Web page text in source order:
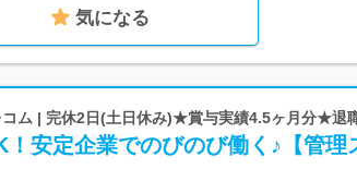
気になる
コム | 完休2日(土日休み)★賞与実績4.5ヶ月分★退
！安定企業でのびのび働く♪【管理